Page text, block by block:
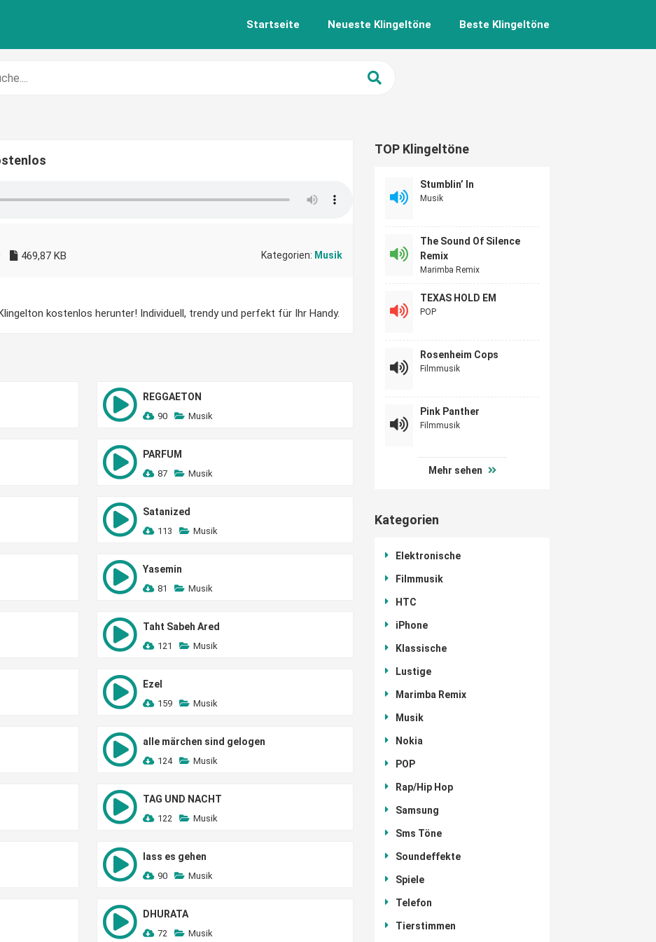
Startseite Neueste Klingeltöne Beste Klingeltöne
469,87 KB Kategorien: Musik
kostenlos herunter! Individuell, trendy und perfekt für Ihr Handy.
REGGAETON
90 Musik
PARFUM
87 Musik
Satanized
113 Musik
Yasemin
81 Musik
Taht Sabeh Ared
121 Musik
Ezel
159 Musik
alle märchen sind gelogen
124 Musik
TAG UND NACHT
122 Musik
lass es gehen
90 Musik
DHURATA
72 Musik
TOP Klingeltöne
Stumblin’ In
Musik
The Sound Of Silence
Remix
Marimba Remix
TEXAS HOLD EM
POP
Rosenheim Cops
Filmmusik
Pink Panther
Filmmusik
Mehr sehen
Kategorien
Elektronische
Filmmusik
HTC
iPhone
Klassische
Lustige
Marimba Remix
Musik
Nokia
POP
Rap/Hip Hop
Samsung
Sms Töne
Soundeffekte
Spiele
Telefon
Tierstimmen